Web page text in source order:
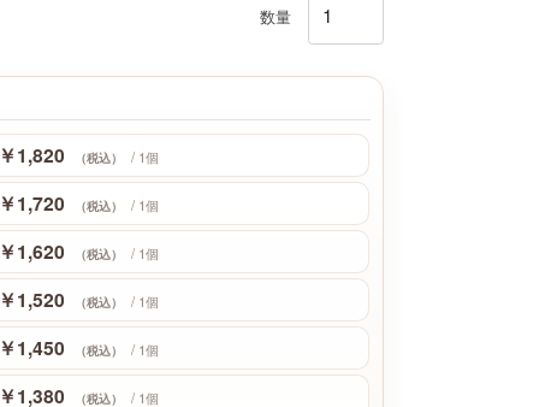
数量
￥1,820 （税込） / 1個
￥1,720 （税込） / 1個
￥1,620 （税込） / 1個
￥1,520 （税込） / 1個
￥1,450 （税込） / 1個
￥1,380 （税込） / 1個